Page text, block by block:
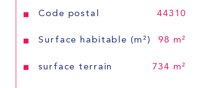
Caractéristiques Valeurs
Code postal 44310
Surface habitable (m²) 98 m²
surface terrain 734 m²